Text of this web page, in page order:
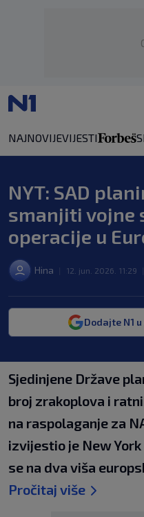
NAJNOVIJEVIJESTI
NYT: SAD
smanjiti vojne
operacije u
Hina 12. jun. 2026. 11:29
Dodajte N1
Sjedinjene Države
broj zrakoplova i
na raspolaganje za
izvijestio je New
se na dva viša
Pročitaj više